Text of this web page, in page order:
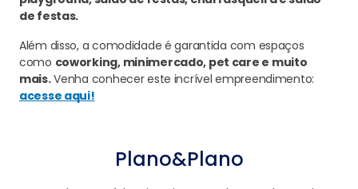
de festas.
Além disso, a comodidade é garantida com espaços
como coworking, minimercado, pet care e muito
mais.Venha conhecer este incrível empreendimento:
acesse aqui!
Plano&Plano